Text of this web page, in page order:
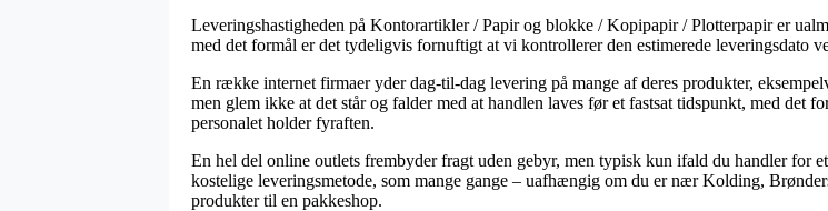
Leveringshastigheden på Kontorartikler / Papir og blokke / Kopipapir / Plotterpapir er
med det formål er det tydeligvis fornuftigt at vi kontrollerer den estimerede leveringsdato
En række internet firmaer yder dag-til-dag levering på mange af deres produkter,
men glem ikke at det står og falder med at handlen laves før et fastsat tidspunkt, med det
personalet holder fyraften.
En hel del online outlets frembyder fragt uden gebyr, men typisk kun ifald du handler for
kostelige leveringsmetode, som mange gange – uafhængig om du er nær Kolding,
produkter til en pakkeshop.